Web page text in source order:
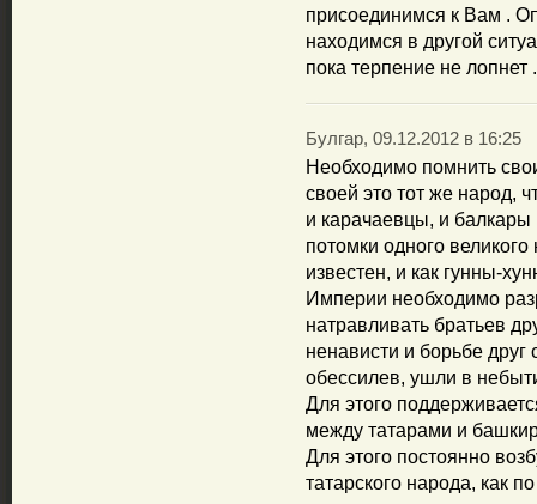
присоединимся к Вам .
находимся в другой
пока терпение не лопнет .
Булгар, 09.12.2012 в 16:25
Необходимо помнить
своей это тот же народ,
и карачаевцы, и
потомки одного
известен, и как гунны-
Империи необходимо
натравливать братьев
ненависти и борьбе
обессилев, ушли в
Для этого
между татарами и
Для этого постоянно
татарского народа, как